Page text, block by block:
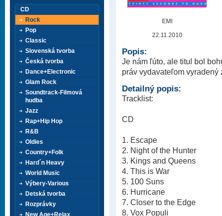
EMI
22.11.2010
Popis:
Je nám ľúto, ale titul bol
práv vydavateľom vyradený
Detailný popis:
Tracklist:
CD
1. Escape
2. Night of the Hunter
3. Kings and Queens
4. This is War
5. 100 Suns
6. Hurricane
7. Closer to the Edge
8. Vox Populi
CD
Rock
Pop
Classic
Slovenská tvorba
Česká tvorba
Dance+Electronic
Glam Rock
Soundtrack-Filmová
hudba
Jazz
Rap+Hip Hop
R&B
Oldies
Country+Folk
Hard´n Heavy
World Music
Výbery-Various
Detská tvorba
Rozprávky
New Age+Relax